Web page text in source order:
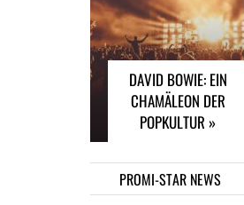
DAVID BOWIE: EIN
CHAMÄLEON DER
POPKULTUR »
PROMI-STAR NEWS